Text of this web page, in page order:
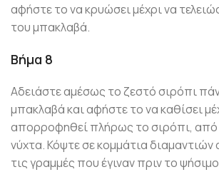
αφήστε το να κρυώσει μέχρι να
του μπακλαβά.
Βήμα 8
Αδειάστε αμέσως το ζεστό σιρόπι
μπακλαβά και αφήστε το να καθίσει
απορροφηθεί πλήρως το σιρόπι, από
νύχτα. Κόψτε σε κομμάτια
τις γραμμές που έγιναν πριν το